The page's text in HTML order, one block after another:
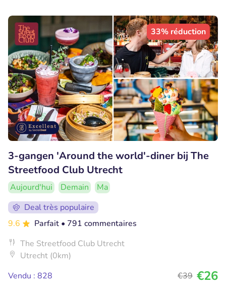
33% réduction
3-gangen 'Around the world'-diner bij The
Streetfood Club Utrecht
Aujourd'hui Demain
Ma
Deal très populaire
9.6
Parfait • 791 commentaires
The Streetfood Club Utrecht
Utrecht (0km)
Vendu : 828
€39 €26